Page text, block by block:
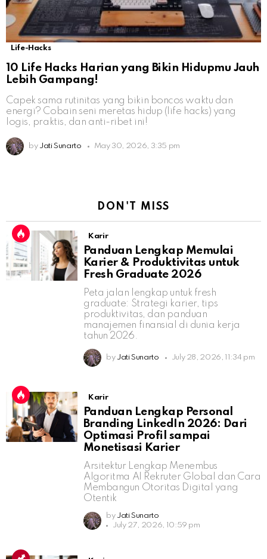
Life-Hacks
10 Life Hacks Harian yang Bikin Hidupmu Jauh
Lebih Gampang!
Capek sama rutinitas yang bikin boncos waktu dan
energi? Cobain seni meretas hidup (life hacks) yang
logis, praktis, dan anti-ribet ini!
by Jati Sunarto May 30, 2026, 3:35 pm
DON'T MISS
Karir
Panduan Lengkap Memulai
Karier & Produktivitas untuk
Fresh Graduate 2026
Peta jalan lengkap untuk fresh
graduate: Strategi karier, tips
produktivitas, dan panduan
manajemen finansial di dunia kerja
tahun 2026.
by Jati Sunarto July 28, 2026, 11:34 pm
Karir
Panduan Lengkap Personal
Branding LinkedIn 2026: Dari
Optimasi Profil sampai
Monetisasi Karier
Arsitektur Lengkap Menembus
Algoritma AI Rekruter Global dan Cara
Membangun Otoritas Digital yang
Otentik
by Jati Sunarto
July 27, 2026, 10:59 pm